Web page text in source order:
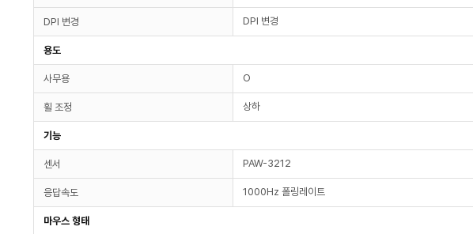
DPI 변경 DPI 변경
용도
사무용 O
휠 조정 상하
기능
센서 PAW-3212
응답속도 1000Hz 폴링레이트
마우스 형태